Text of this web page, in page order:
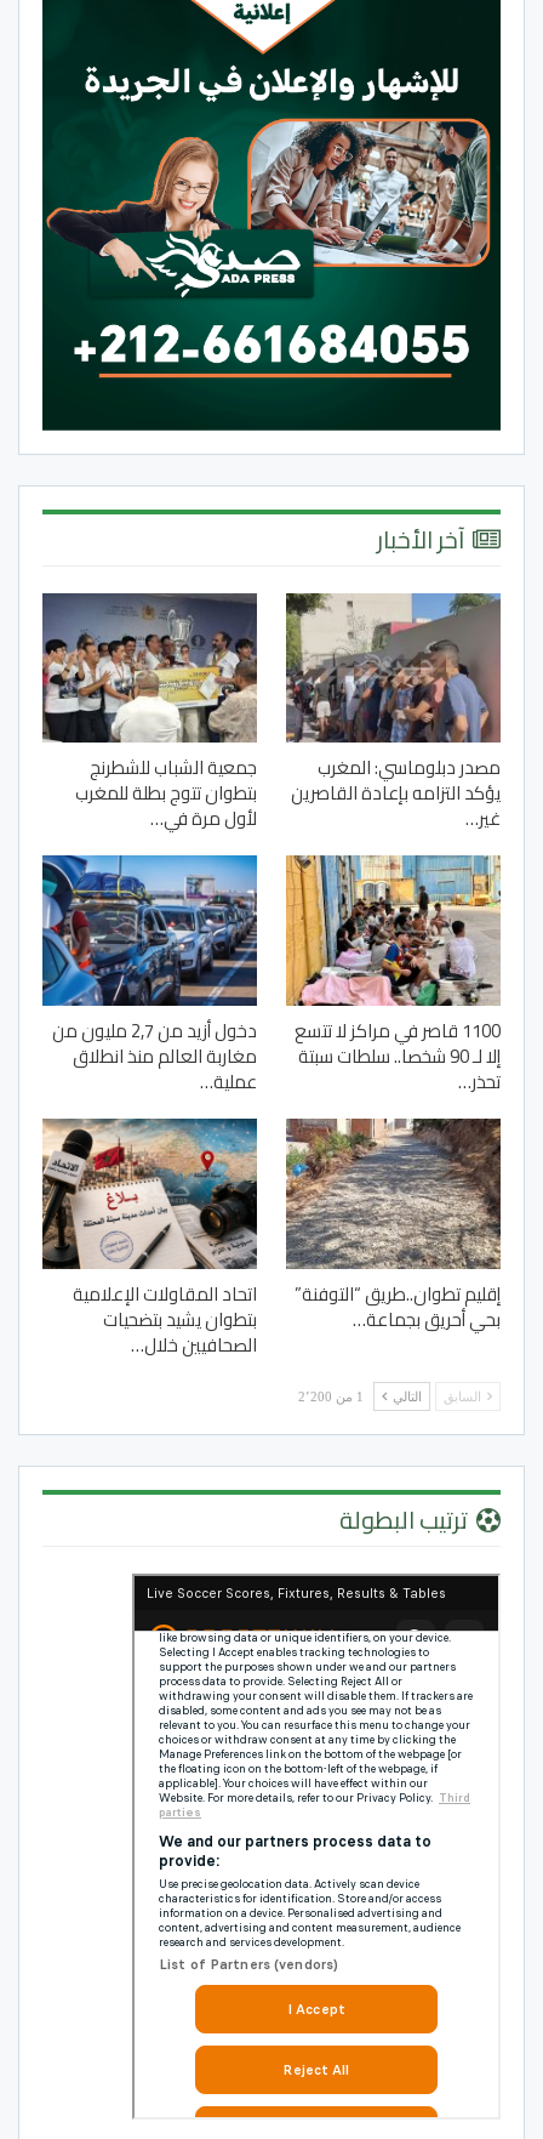
آخر الأخبار
مصدر دبلوماسي: المغرب
يؤكد التزامه بإعادة القاصرين
غير…
جمعية الشباب للشطرنج
بتطوان تتوج بطلة للمغرب
لأول مرة في…
1100 قاصر في مراكز لا تتسع
إلا لـ 90 شخصا.. سلطات سبتة
تحذر…
دخول أزيد من 2,7 مليون من
مغاربة العالم منذ انطلاق
عملية…
إقليم تطوان..طريق “التوفنة”
بحي أحريق بجماعة…
اتحاد المقاولات الإعلامية
بتطوان يشيد بتضحيات
الصحافيين خلال…
السابق التالي 1 من 2٬200
ترتيب البطولة